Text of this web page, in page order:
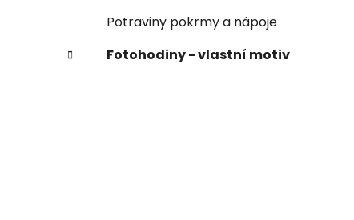
Potraviny pokrmy a nápoje
Fotohodiny - vlastní motiv